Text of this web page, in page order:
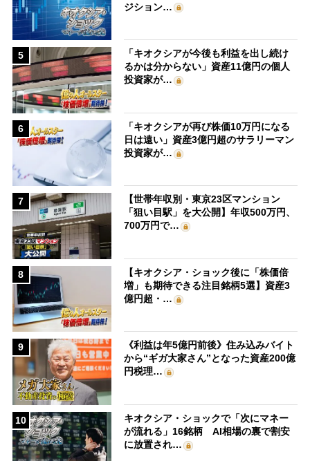
ジション…
5
「キオクシアが今後も利益を出し続け
るかは分からない」資産11億円の個人
投資家が…
6
「キオクシアが再び株価10万円になる
日は遠い」資産3億円超のサラリーマン
投資家が…
7
【世帯年収別・東京23区マンション
「狙い目駅」を大公開】年収500万円、
700万円で…
8
【キオクシア・ショック後に「株価倍
増」も期待できる注目銘柄5選】資産3
億円超・…
9
《利益は年5億円前後》住み込みバイト
から“ギガ大家さん”となった資産200億
円税理…
10
キオクシア・ショックで「次にマネー
が流れる」16銘柄 AI相場の裏で割安
に放置され…